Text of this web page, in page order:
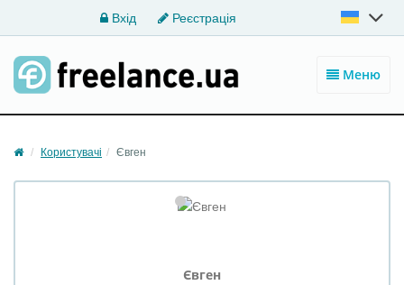
Вхід Реєстрація
Меню
Користувачі Євген
Євген